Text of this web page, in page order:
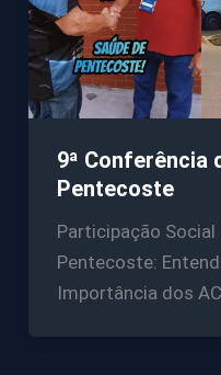
9ª Conferência
Pentecoste
Participação Social
Pentecoste:
Importância dos